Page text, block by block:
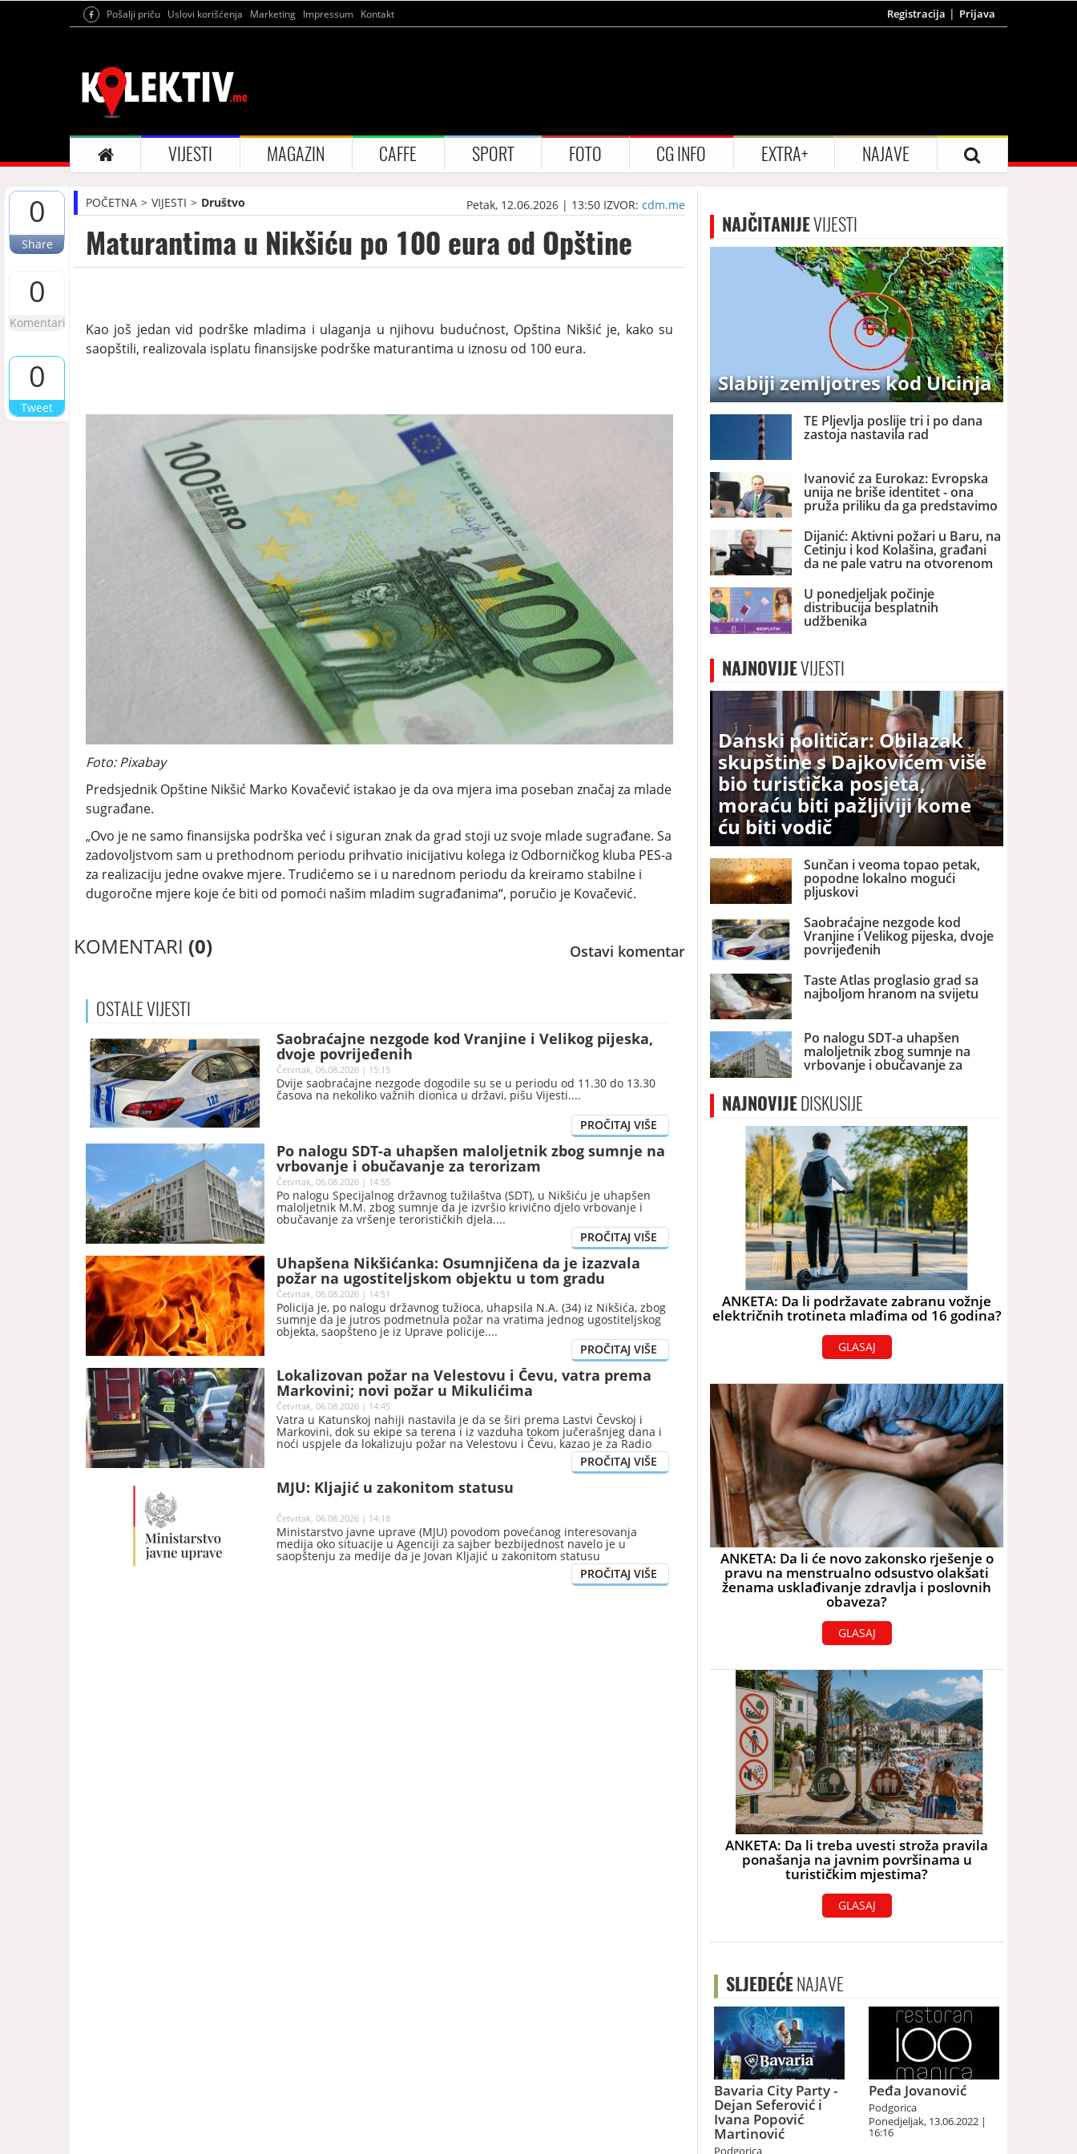
Pošalji priču Uslovi korišćenja Marketing Impressum Kontakt Registracija Prijava
VIJESTI MAGAZIN CAFFE SPORT FOTO CG INFO EXTRA+ NAJAVE
0
Share
0
Komentari
0
Tweet
POČETNA VIJESTI Društvo Petak, 12.06.2026 | 13:50 IZVOR:cdm.me
Maturantima u Nikšiću po 100 eura od Opštine
Kao još jedan vid podrške mladima i ulaganja u njihovu budućnost, Opština Nikšić je, kako su
saopštili, realizovala isplatu finansijske podrške maturantima u iznosu od 100 eura.
Foto: Pixabay
Predsjednik Opštine Nikšić Marko Kovačević istakao je da ova mjera ima poseban značaj za mlade
sugrađane.
„Ovo je ne samo finansijska podrška već i siguran znak da grad stoji uz svoje mlade sugrađane. Sa
zadovoljstvom sam u prethodnom periodu prihvatio inicijativu kolega iz Odborničkog kluba PES-a
za realizaciju jedne ovakve mjere. Trudićemo se i u narednom periodu da kreiramo stabilne i
dugoročne mjere koje će biti od pomoći našim mladim sugrađanima“, poručio je Kovačević.
KOMENTARI (0) Ostavi komentar
OSTALEVIJESTI
Saobraćajne nezgode kod Vranjine i Velikog pijeska,
dvoje povrijeđenih
Četvrtak, 06.08.2026 | 15:15
Dvije saobraćajne nezgode dogodile su se u periodu od 11.30 do 13.30
časova na nekoliko važnih dionica u državi, pišu Vijesti.
Po nalogu SDT-a uhapšen maloljetnik zbog sumnje na
vrbovanje i obučavanje za terorizam
Četvrtak, 06.08.2026 | 14:55
Po nalogu Specijalnog državnog tužilaštva (SDT), u Nikšiću je uhapšen
maloljetnik M.M. zbog sumnje da je izvršio krivično djelo vrbovanje i
obučavanje za vršenje terorističkih djela.
Uhapšena Nikšićanka: Osumnjičena da je izazvala
požar na ugostiteljskom objektu u tom gradu
Četvrtak, 06.08.2026 | 14:51
Policija je, po nalogu državnog tužioca, uhapsila N.A. (34) iz Nikšića, zbog
sumnje da je jutros podmetnula požar na vratima jednog ugostiteljskog
objekta, saopšteno je iz Uprave policije.
Lokalizovan požar na Velestovu i Čevu, vatra prema
Markovini; novi požar u Mikulićima
Četvrtak, 06.08.2026 | 14:45
Vatra u Katunskoj nahiji nastavila je da se širi prema Lastvi Čevskoj i
Markovini, dok su ekipe sa terena i iz vazduha tokom jučerašnjeg dana i
noći uspjele da lokalizuju požar na Velestovu i Čevu, kazao je za Radio
Cetinje v.d. komandira Službe zaštite i spašavanja Prijestonice Cetinje
MJU: Kljajić u zakonitom statusu
Četvrtak, 06.08.2026 | 14:18
Ministarstvo javne uprave (MJU) povodom povećanog interesovanja
medija oko situacije u Agenciji za sajber bezbijednost navelo je u
saopštenju za medije da je Jovan Kljajić u zakonitom statusu
predsjednika Savjeta Agencije za sajber bezbjednost, uključujući i
vršenje dužnosti generalnog direktora u ovom Ministarstvu gdje je
NAJČITANIJEVIJESTI
Slabiji zemljotres kod Ulcinja
TE Pljevlja poslije tri i po dana
zastoja nastavila rad
Ivanović za Eurokaz: Evropska
unija ne briše identitet - ona
pruža priliku da ga predstavimo
Evropi i svijetu
Dijanić: Aktivni požari u Baru, na
Cetinju i kod Kolašina, građani
da ne pale vatru na otvorenom
U ponedjeljak počinje
distribucija besplatnih
udžbenika
NAJNOVIJEVIJESTI
Danski političar: Obilazak
skupštine s Dajkovićem više
bio turistička posjeta,
moraću biti pažljiviji kome
ću biti vodič
Sunčan i veoma topao petak,
popodne lokalno mogući
pljuskovi
Saobraćajne nezgode kod
Vranjine i Velikog pijeska, dvoje
povrijeđenih
Taste Atlas proglasio grad sa
najboljom hranom na svijetu
Po nalogu SDT-a uhapšen
maloljetnik zbog sumnje na
vrbovanje i obučavanje za
terorizam
NAJNOVIJEDISKUSIJE
ANKETA: Da li podržavate zabranu vožnje
električnih trotineta mlađima od 16 godina?
GLASAJ
ANKETA: Da li će novo zakonsko rješenje o
pravu na menstrualno odsustvo olakšati
ženama usklađivanje zdravlja i poslovnih
obaveza?
GLASAJ
ANKETA: Da li treba uvesti stroža pravila
ponašanja na javnim površinama u
turističkim mjestima?
GLASAJ
SLJEDEĆENAJAVE
Bavaria City Party -
Dejan Seferović i
Ivana Popović
Martinović
Podgorica
Peđa Jovanović
Podgorica
Ponedjeljak, 13.06.2022 |
16:16